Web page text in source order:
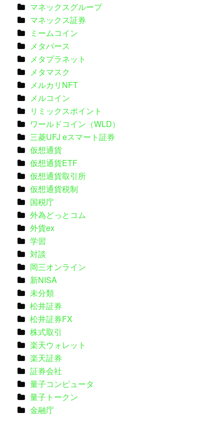
マネックスグループ
マネックス証券
ミームコイン
メタバース
メタプラネット
メタマスク
メルカリNFT
メルコイン
リミックスポイント
ワールドコイン（WLD）
三菱UFJ eスマート証券
仮想通貨
仮想通貨ETF
仮想通貨取引所
仮想通貨税制
国税庁
外為どっとコム
外貨ex
学習
対談
岡三オンライン
新NISA
未分類
松井証券
松井証券FX
株式取引
楽天ウォレット
楽天証券
証券会社
量子コンピュータ
量子トークン
金融庁